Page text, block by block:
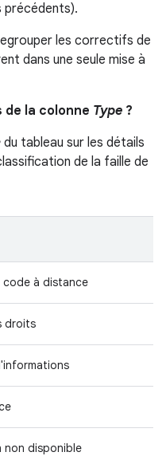
précédents).
les correctifs de
dans une seule mise à
la colonne Type ?
du tableau sur les détails
de la faille de
code à distance
droits
non disponible